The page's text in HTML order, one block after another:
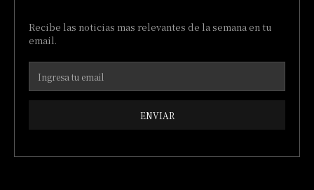
Recibe las noticias mas relevantes de la semana en tu
email.
ENVIAR